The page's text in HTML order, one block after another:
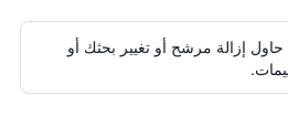
حاول إزالة مرشح أو تغيير بحثك أو